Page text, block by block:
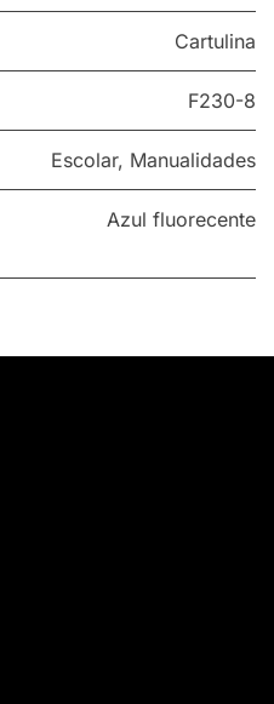
Cartulina
F230-8
Escolar, Manualidades
Azul fluorecente